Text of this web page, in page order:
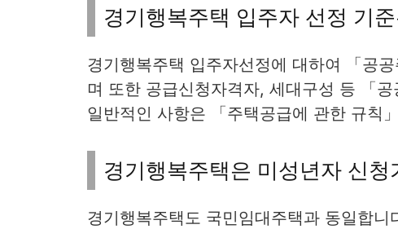
경기행복주택 입주자 선정 기
경기행복주택 입주자선정에 대하여 「공
며 또한 공급신청자격자, 세대구성 등 「
일반적인 사항은 「주택공급에 관한 규칙
경기행복주택은 미성년자 신청
경기행복주택도 국민임대주택과 동일합니